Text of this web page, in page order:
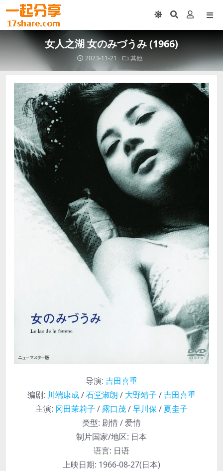
女人之湖 女のみづうみ (1966)
2023-11-21 其他
导演: 吉田喜重
编剧: 川端康成/石堂淑朗 / 大野靖子 /吉田喜重
主演: 冈田茉莉子 / 露口茂/早川保/ 夏圭子
类型: 剧情 / 爱情
制片国家/地区: 日本
语言: 日语
上映日期: 1966-08-27(日本)